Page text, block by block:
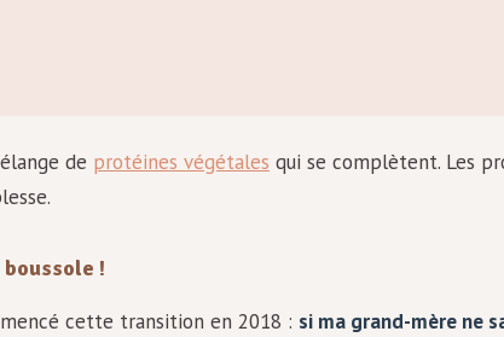
de protéines végétales qui se complètent. Les
!
cette transition en 2018 : si ma grand-mère ne